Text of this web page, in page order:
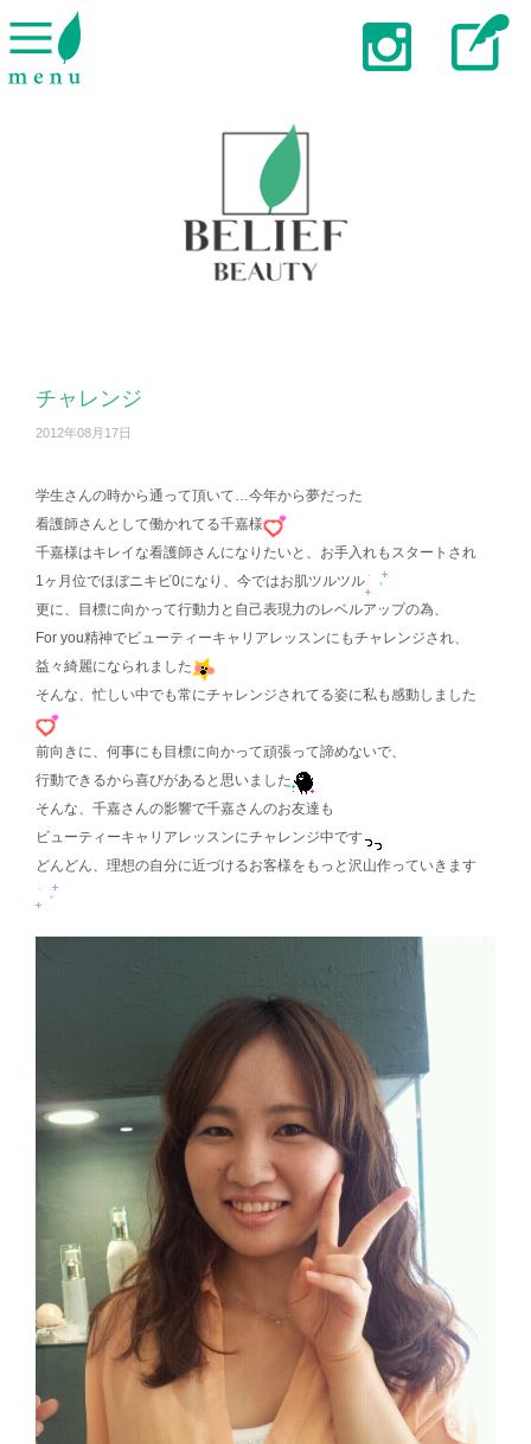
チャレンジ
2012年08月17日
学生さんの時から通って頂いて…今年から夢だった
看護師さんとして働かれてる千嘉様
千嘉様はキレイな看護師さんになりたいと、お手入れもスタートされ
1ヶ月位でほぼニキビ0になり、今ではお肌ツルツル
更に、目標に向かって行動力と自己表現力のレベルアップの為、
For you精神でビューティーキャリアレッスンにもチャレンジされ、
益々綺麗になられました
そんな、忙しい中でも常にチャレンジされてる姿に私も感動しました
前向きに、何事にも目標に向かって頑張って諦めないで、
行動できるから喜びがあると思いました
そんな、千嘉さんの影響で千嘉さんのお友達も
ビューティーキャリアレッスンにチャレンジ中です
どんどん、理想の自分に近づけるお客様をもっと沢山作っていきます